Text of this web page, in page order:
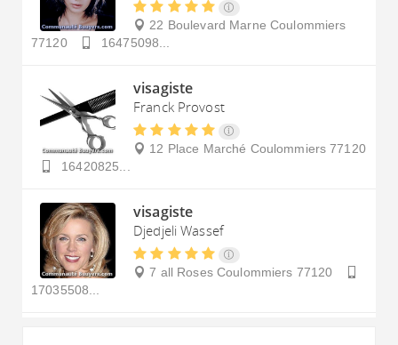
22 Boulevard Marne Coulommiers
77120
16475098...
visagiste
Franck Provost
12 Place Marché Coulommiers 77120
16420825...
visagiste
Djedjeli Wassef
7 all Roses Coulommiers 77120
17035508...